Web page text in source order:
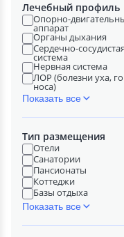
Лечебный профиль
Опорно-
аппарат
Органы дыхания
Сердечно-сосудистая
система
Нервная система
ЛОР (болезни уха,
носа)
Показать все
Тип размещения
Отели
Санатории
Пансионаты
Коттеджи
Базы отдыха
Показать все